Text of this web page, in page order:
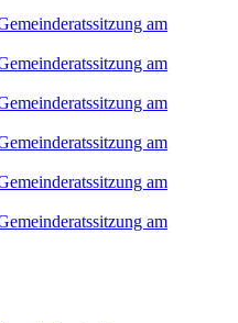
am
am
am
am
am
am